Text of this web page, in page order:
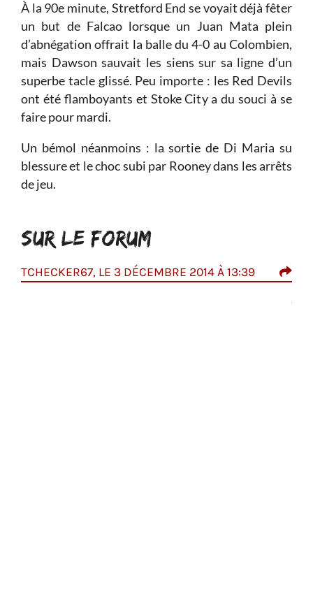
À la 90e minute, Stretford End se voyait déjà fêter
un but de Falcao lorsque un Juan Mata plein
d’abnégation offrait la balle du 4-0 au Colombien,
mais Dawson sauvait les siens sur sa ligne d’un
superbe tacle glissé. Peu importe : les Red Devils
ont été flamboyants et Stoke City a du souci à se
faire pour mardi.
Un bémol néanmoins : la sortie de Di Maria su
blessure et le choc subi par Rooney dans les arrêts
de jeu.
SUR LE FORUM
TCHECKER67, LE 3 DÉCEMBRE 2014 À 13:39